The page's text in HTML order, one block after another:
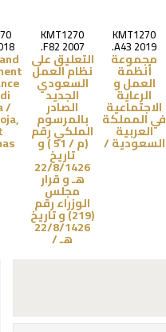
KMT1270
.A43 2019
مجموعة
أنظمة
العمل و
الرعاية
الاجتماعية
في المملكة
العربية
السعودية /‎
KMT1270
.F82 2007
التعليق على
نظام العمل
السعودي
الجديد
الصادر
بالمرسوم
الملكي رقم
(م / 51 ) و
تاريخ
22/8/1426
هـ و قرار
مجلس
الوزراء رقم
(219) و تاريخ
22/8/1426
هـ /
/
/